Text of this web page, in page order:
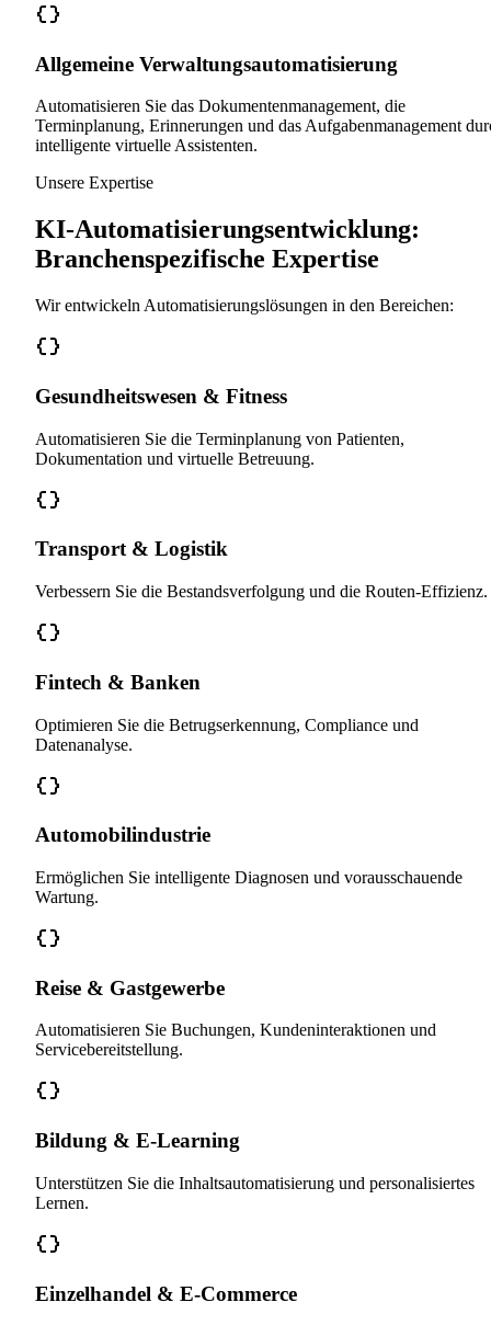
Allgemeine Verwaltungsautomatisierung
Automatisieren Sie das Dokumentenmanagement, die
Terminplanung, Erinnerungen und das Aufgabenmanagement
intelligente virtuelle Assistenten.
Unsere Expertise
KI-Automatisierungsentwicklung:
Branchenspezifische Expertise
Wir entwickeln Automatisierungslösungen in den Bereichen:
Gesundheitswesen & Fitness
Automatisieren Sie die Terminplanung von Patienten,
Dokumentation und virtuelle Betreuung.
Transport & Logistik
Verbessern Sie die Bestandsverfolgung und die Routen-Effizienz.
Fintech & Banken
Optimieren Sie die Betrugserkennung, Compliance und
Datenanalyse.
Automobilindustrie
Ermöglichen Sie intelligente Diagnosen und vorausschauende
Wartung.
Reise & Gastgewerbe
Automatisieren Sie Buchungen, Kundeninteraktionen und
Servicebereitstellung.
Bildung & E-Learning
Unterstützen Sie die Inhaltsautomatisierung und personalisiertes
Lernen.
Einzelhandel & E-Commerce